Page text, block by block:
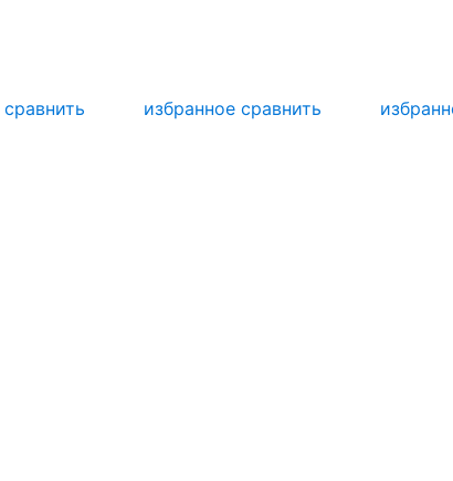
сравнить избранное сравнить